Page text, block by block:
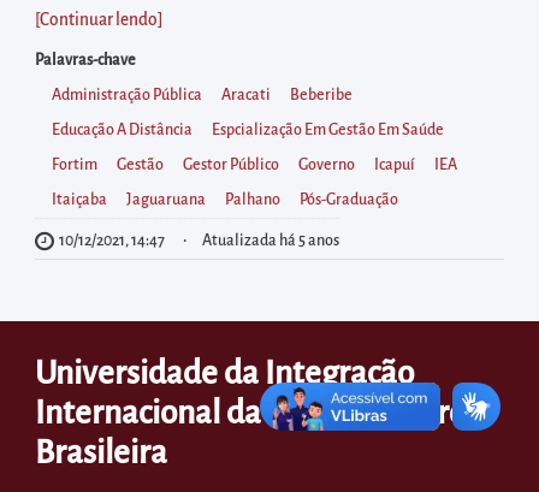
área
para
realizar
buscas
internas
Acessar
diretamente
as
no
rodapé
[Continuar lendo
Palavras-chave
Administração Pública Aracati Beberibe
Educação A Distância Espcialização Em Gestão Em Saúde
Fortim Gestão Gestor Público Governo Icapuí IEA
Itaiçaba Jaguaruana Palhano Pós-Graduação
10/12/2021, 14:47 Atualizada há 5 anos
Universidade da Integração
Internacional da Lusofonia Afro-
Brasileira